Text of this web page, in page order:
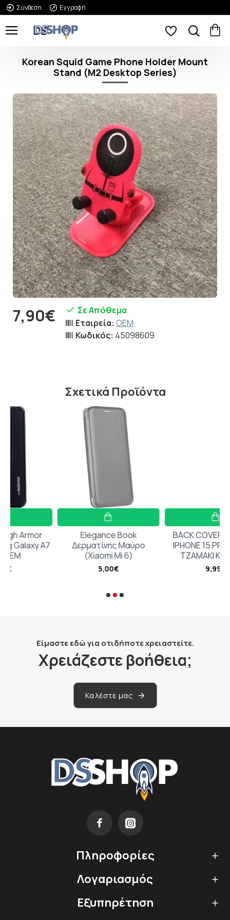
Σύνδεση Εγγραφή
Korean Squid Game Phone Holder Mount
Stand (M2 Desktop Series)
7,90€
Σε Απόθεμα
Εταιρεία: OEM
Κωδικός: 45098609
Σχετικά Προϊόντα
Elegance Book
Δερματίνης Μαύρο
(Xiaomi Mi 6)
BACK COVER ΔΙΑΦΑΝΟ
IPHONE 15 PRO + ΔΩΡΟ
ΤΖΑΜΑΚΙ ΚΑΜΕΡΑΣ
Είμαστε εδώ για οτιδήποτε χρειαστείτε.
Χρειάζεστε βοήθεια;
Καλέστε μας
Πληροφορίες
Λογαριασμός
Εξυπηρέτηση